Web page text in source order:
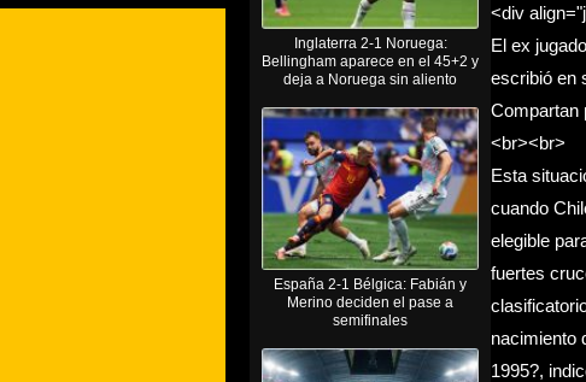
Inglaterra 2-1 Noruega:
Bellingham aparece en el 45+2 y
deja a Noruega sin aliento
España 2-1 Bélgica: Fabián y
Merino deciden el pase a
semifinales
<div
El ex
escribió en
Compartan
<br><br>
Esta
cuando
elegible
fuertes
nacimiento
1995?,